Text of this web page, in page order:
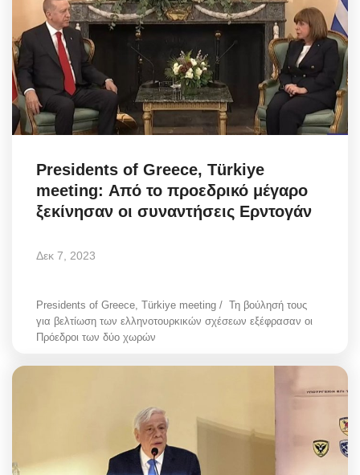
Presidents of Greece, Türkiye
meeting: Από το προεδρικό μέγαρο
ξεκίνησαν οι συναντήσεις Ερντογάν
Δεκ 7, 2023
Presidents of Greece, Türkiye meeting / Τη βούλησή τους
για βελτίωση των ελληνοτουρκικών σχέσεων εξέφρασαν οι
Πρόεδροι των δύο χωρών